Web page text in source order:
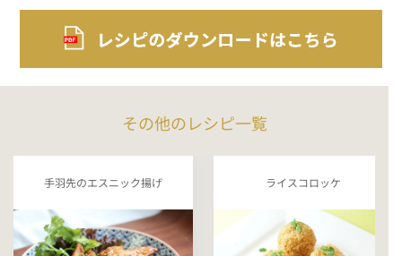
その他のレシピ一覧
手羽先のエスニック揚げ ライスコロッケ